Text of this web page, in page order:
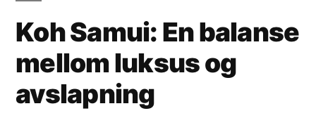
Koh Samui: En balanse
mellom luksus og
avslapning